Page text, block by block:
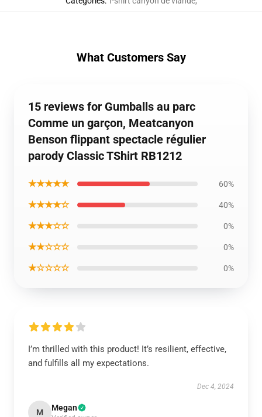
What Customers Say
15 reviews for Gumballs au parc
Comme un garçon, Meatcanyon
Benson flippant spectacle régulier
parody Classic TShirt RB1212
★★★★★ 60%
★★★★☆ 40%
★★★☆☆ 0%
★★☆☆☆ 0%
★☆☆☆☆ 0%
I’m thrilled with this product! It’s resilient, effective,
and fulfills all my expectations.
Dec 4, 2024
M Megan